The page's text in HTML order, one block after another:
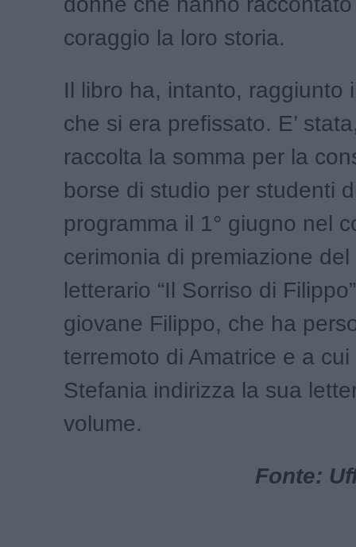
coraggio la loro storia.
Il libro ha, intanto, raggiunto
che si era prefissato. E’
raccolta la somma per la
borse di studio per studenti
programma il 1° giugno nel
cerimonia di premiazione
letterario “Il Sorriso di
giovane Filippo, che ha
terremoto di Amatrice e a cui
Stefania indirizza la sua
volume.
Fonte: